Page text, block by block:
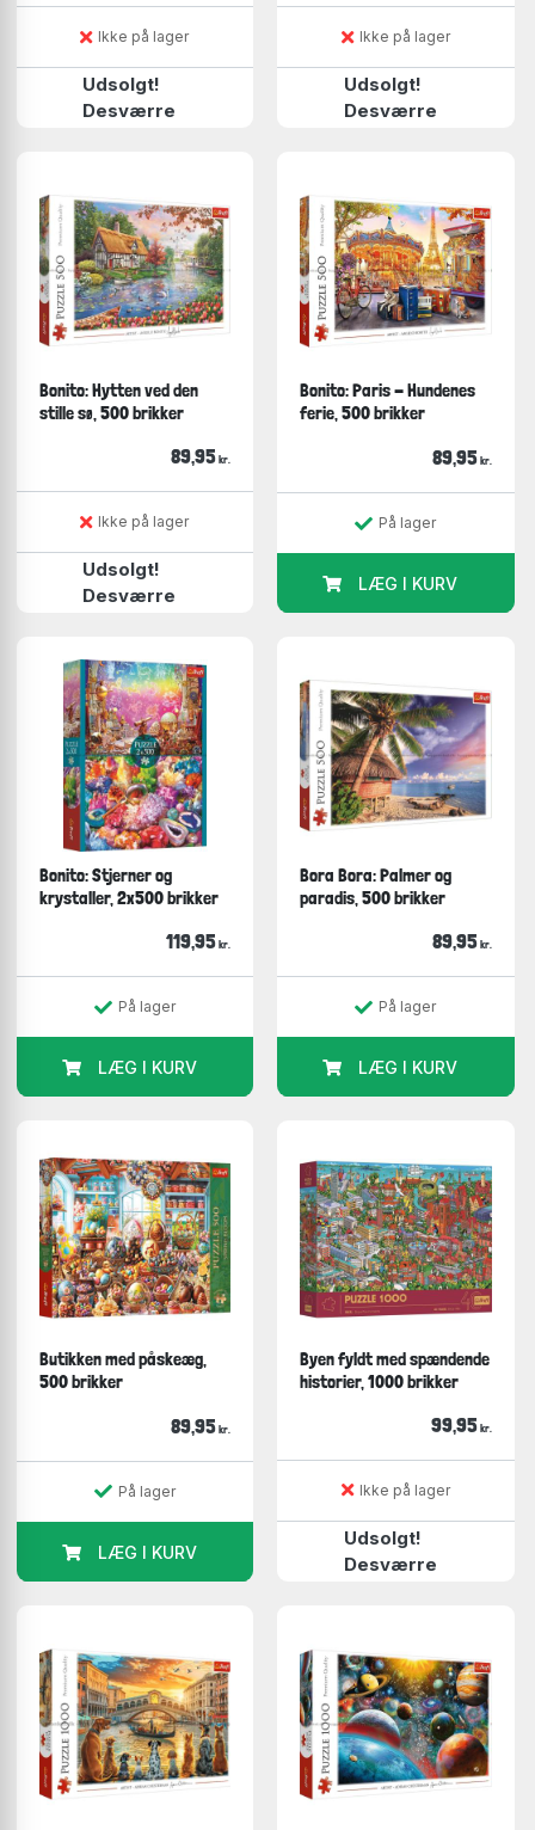
Ikke på lager
Udsolgt!
Desværre
Ikke på lager
Udsolgt!
Desværre
Bonito: Hytten ved den
stille sø, 500 brikker
89,95 kr.
Ikke på lager
Udsolgt!
Desværre
Bonito: Paris - Hundenes
ferie, 500 brikker
89,95 kr.
På lager
LÆG I KURV
Bonito: Stjerner og
krystaller, 2x500 brikker
119,95 kr.
På lager
LÆG I KURV
Bora Bora: Palmer og
paradis, 500 brikker
89,95 kr.
På lager
LÆG I KURV
Butikken med påskeæg,
500 brikker
89,95 kr.
På lager
LÆG I KURV
Byen fyldt med spændende
historier, 1000 brikker
99,95 kr.
Ikke på lager
Udsolgt!
Desværre